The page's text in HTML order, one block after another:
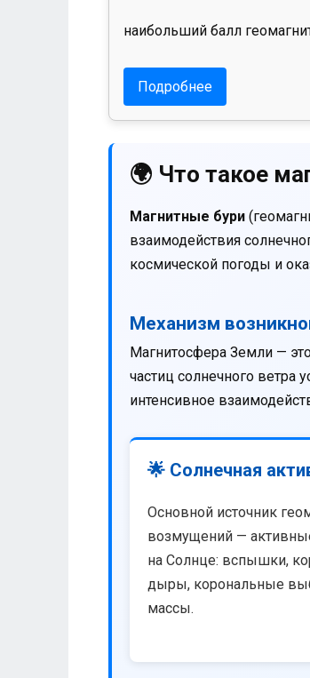
наибольший балл
Подробнее
🌍 Что такое
Магнитные бури
взаимодействия
космической погоды и
Механизм
Магнитосфера Земли —
частиц солнечного ветра
интенсивное
🌟 Солнечная
Основной источник
возмущений —
на Солнце: вспышки,
дыры, корональные
массы.